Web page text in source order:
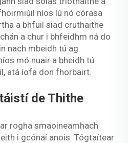
níos lú nó córasa
a bhfuil siad cruthaithe
a chur i bhfeidhm ná do
nach mbeidh tú ag
mó nuair a bheidh tú
atá íofa don fhorbairt.
de Thithe
rogha smaoineamhach
i gcónaí anois. Tógtaítear